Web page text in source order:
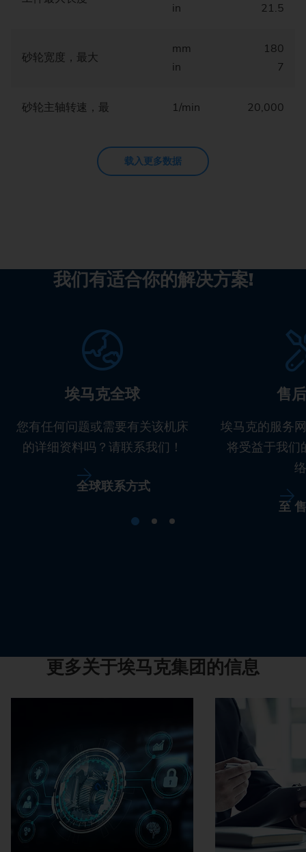
in 21.5
砂轮宽度，最大
mm
in
180
7
砂轮主轴转速，最 1/min 20,000
载入更多数据
我们有适合你的解决方案!
埃马克全球
您有任何问题或需要有关该机床
的详细资料吗？请联系我们！
全球联系方式
售
埃马克的服务
将受益于我们
至
更多关于埃马克集团的信息